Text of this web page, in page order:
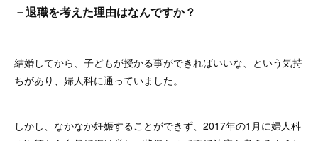
－退職を考えた理由はなんですか？
結婚してから、子どもが授かる事ができればいいな、という気持
ちがあり、婦人科に通っていました。
しかし、なかなか妊娠することができず、2017年の1月に婦人科